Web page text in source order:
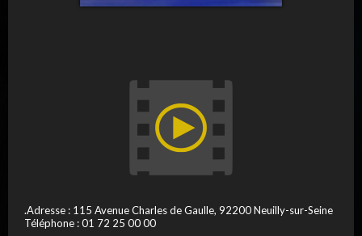
.Adresse : 115 Avenue Charles de Gaulle, 92200 Neuilly-sur-Seine
Téléphone : 01 72 25 00 00